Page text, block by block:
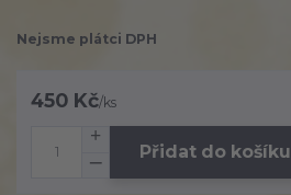
Nejsme plátci DPH
450 Kč/ks
Přidat do košíku